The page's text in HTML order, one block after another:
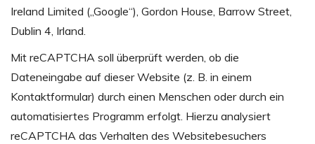
Ireland Limited („Google“), Gordon House, Barrow Street,
Dublin 4, Irland.
Mit reCAPTCHA soll überprüft werden, ob die
Dateneingabe auf dieser Website (z. B. in einem
Kontaktformular) durch einen Menschen oder durch ein
automatisiertes Programm erfolgt. Hierzu analysiert
reCAPTCHA das Verhalten des Websitebesuchers